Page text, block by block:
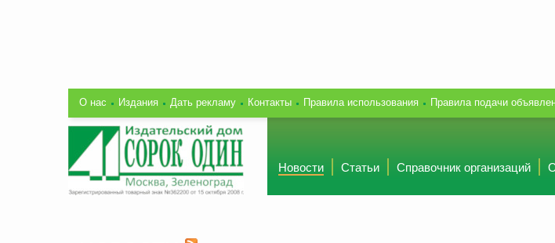
О нас Издания Дать рекламу Контакты Правила использования Правила подачи
Новости Статьи Справочник организаций